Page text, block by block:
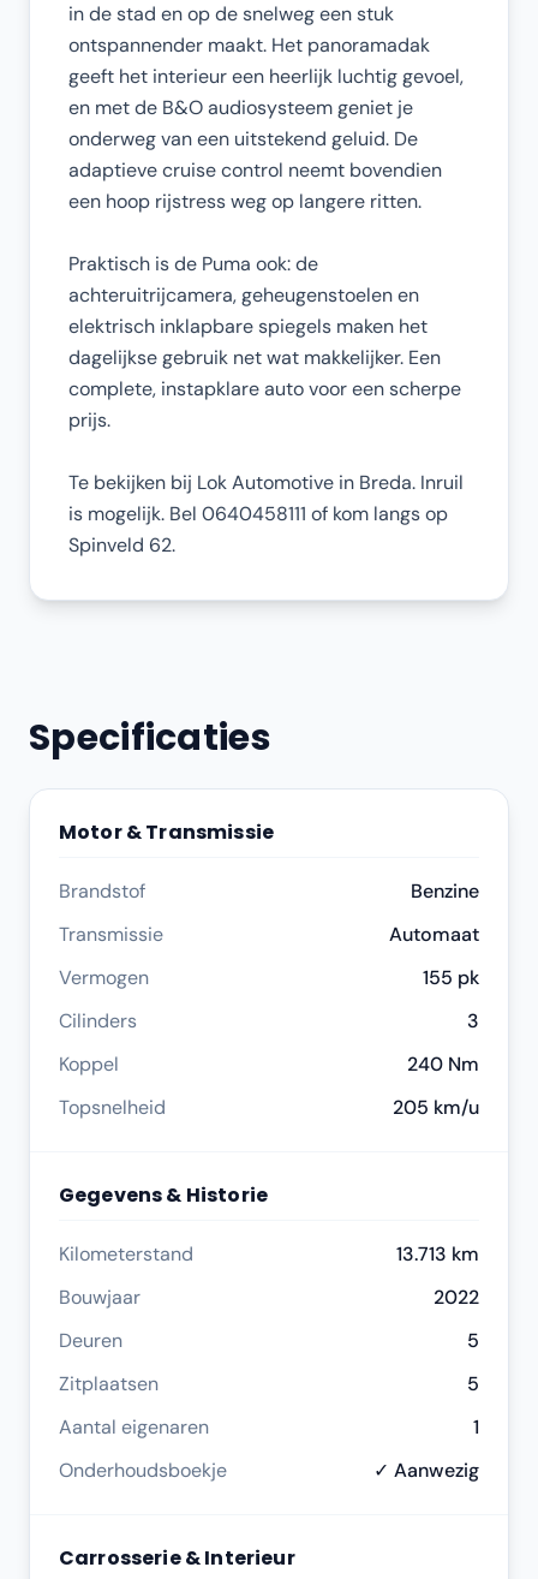
in de stad en op de snelweg een stuk
ontspannender maakt. Het panoramadak
geeft het interieur een heerlijk luchtig gevoel,
en met de B&O audiosysteem geniet je
onderweg van een uitstekend geluid. De
adaptieve cruise control neemt bovendien
een hoop rijstress weg op langere ritten.
Praktisch is de Puma ook: de
achteruitrijcamera, geheugenstoelen en
elektrisch inklapbare spiegels maken het
dagelijkse gebruik net wat makkelijker. Een
complete, instapklare auto voor een scherpe
prijs.
Te bekijken bij Lok Automotive in Breda. Inruil
is mogelijk. Bel 0640458111 of kom langs op
Spinveld 62.
Specificaties
Motor & Transmissie
Brandstof
Benzine
Transmissie
Automaat
Vermogen
155 pk
Cilinders
3
Koppel
240 Nm
Topsnelheid
205 km/u
Gegevens & Historie
Kilometerstand
13.713 km
Bouwjaar
2022
Deuren
5
Zitplaatsen
5
Aantal eigenaren
1
Onderhoudsboekje
✓ Aanwezig
Carrosserie & Interieur